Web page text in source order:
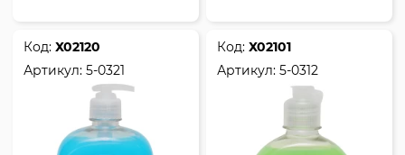
Код:Х02120
Артикул:5-0321
Код:Х02101
Артикул:5-0312